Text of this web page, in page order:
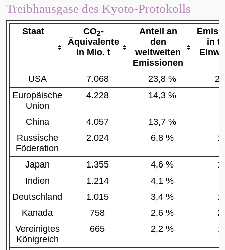
Treibhausgase des Kyoto-Protokolls
Staat CO2-
Äquivalente
in Mio. t
Anteil an
den
weltweiten
Emissionen
in t
USA 7.068 23,8 %
Europäische
Union
4.228 14,3 %
China 4.057 13,7 %
Russische
Föderation
2.024 6,8 %
Japan 1.355 4,6 %
Indien
1.214 4,1 %
Deutschland
1.015 3,4 %
Kanada
758 2,6 %
Vereinigtes
Königreich
665 2,2 %